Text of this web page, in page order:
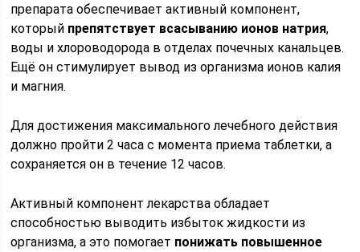
препарата обеспечивает активный компонент,
который препятствует всасыванию ионов натрия,
воды и хлороводорода в отделах почечных канальцев.
Ещё он стимулирует вывод из организма ионов калия
и магния.
Для достижения максимального лечебного действия
должно пройти 2 часа с момента приема таблетки, а
сохраняется он в течение 12 часов.
Активный компонент лекарства обладает
способностью выводить избыток жидкости из
организма, а это помогает понижать повышенное